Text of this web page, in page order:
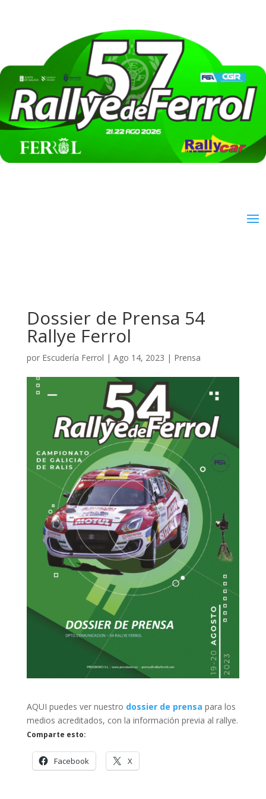
Dossier de Prensa 54
Rallye Ferrol
por Escudería Ferrol | Ago 14, 2023 | Prensa
AQUI puedes ver nuestro dossier de prensa para los
medios acreditados, con la información previa al rallye.
Comparte esto:
Facebook X